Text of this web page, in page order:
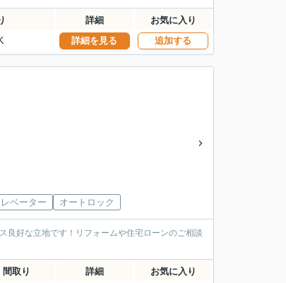
詳細 お気に入り
詳細を見る 追加する
ベーター オートロック
良好な立地です！リフォームや住宅ローンのご相談
間取り 詳細 お気に入り